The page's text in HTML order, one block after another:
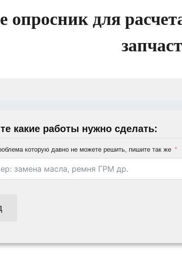
опросник для
какие работы нужно сделать:
которую давно не можете решить, пишите так же